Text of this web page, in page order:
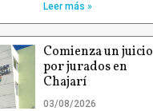
Leer más »
Comienza un juicio
por jurados en
Chajarí
03/08/2026